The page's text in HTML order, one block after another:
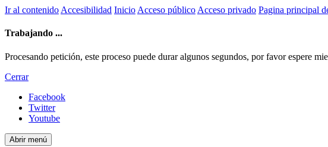
Ir al contenido Accesibilidad Inicio Acceso público Acceso privado Pagina principal
Trabajando ...
Procesando petición, este proceso puede durar algunos segundos, por favor espere
Cerrar
Facebook
Twitter
Youtube
Abrir menú